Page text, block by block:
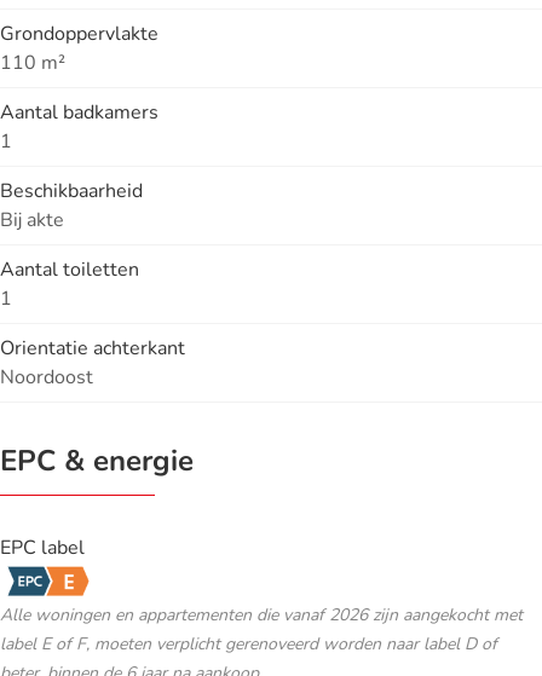
Grondoppervlakte
110 m²
Aantal badkamers
1
Beschikbaarheid
Bij akte
Aantal toiletten
1
Orientatie achterkant
Noordoost
EPC & energie
EPC label
Alle woningen en appartementen die vanaf 2026 zijn aangekocht met
label E of F, moeten verplicht gerenoveerd worden naar label D of